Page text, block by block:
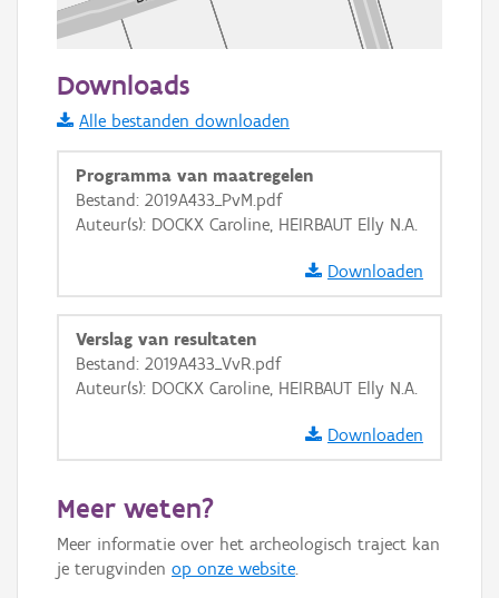
Informatie Vlaanderen
i
+ −
Basis Lagen
GRB-Basiskaart
GRB-Basiskaart in grijswaarden
Downloads
Alle bestanden downloaden
Programma van maatregelen
Bestand: 2019A433_PvM.pdf
Auteur(s): DOCKX Caroline, HEIRBAUT Elly N.A.
Downloaden
Verslag van resultaten
Bestand: 2019A433_VvR.pdf
Auteur(s): DOCKX Caroline, HEIRBAUT Elly N.A.
Downloaden
Meer weten?
Meer informatie over het archeologisch traject kan
je terugvinden op onze website.